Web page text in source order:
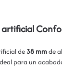
artificial
de38 mmde
para un